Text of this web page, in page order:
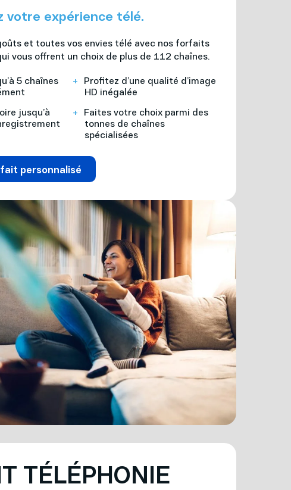
votre expérience télé.
et toutes vos envies télé avec nos forfaits
vous offrent un choix de plus de 112 chaînes.
5 chaînes
jusqu’à
Profitez d’une qualité d’image
HD inégalée
Faites votre choix parmi des
tonnes de chaînes
spécialisées
personnalisé
TÉLÉPHONIE